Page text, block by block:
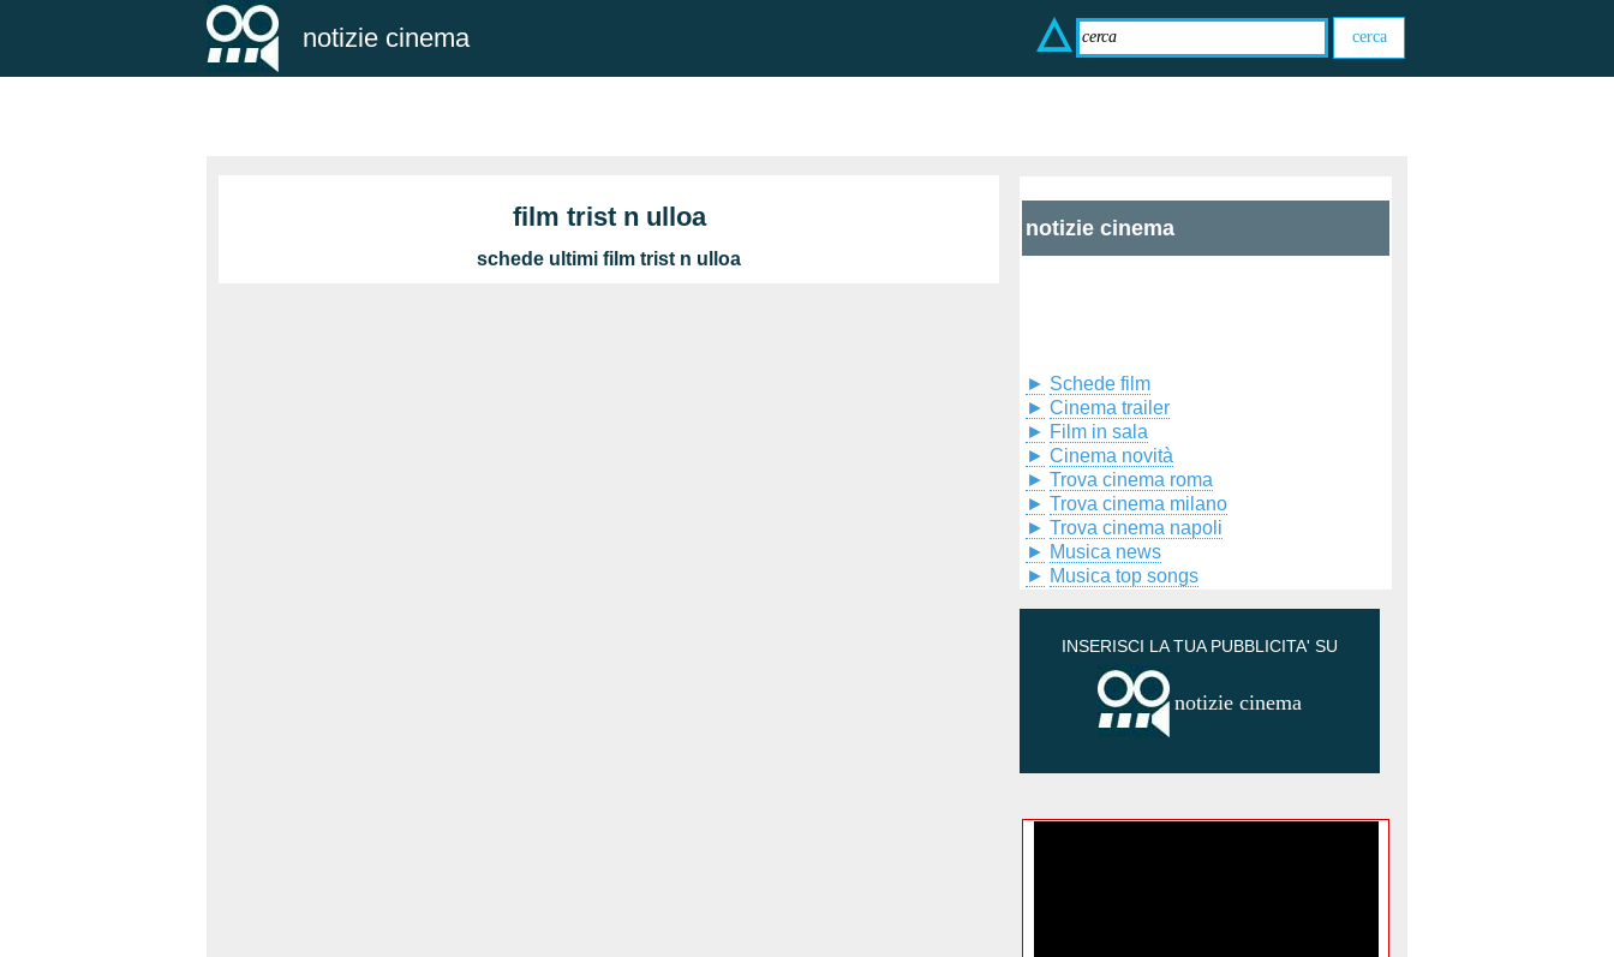
notizie cinema
film trist n ulloa
schede ultimi film trist n ulloa
notizie cinema
► Schede film
► Cinema trailer
► Film in sala
► Cinema novità
► Trova cinema roma
► Trova cinema milano
► Trova cinema napoli
► Musica news
► Musica top songs
INSERISCI LA TUA PUBBLICITA' SU
notizie cinema